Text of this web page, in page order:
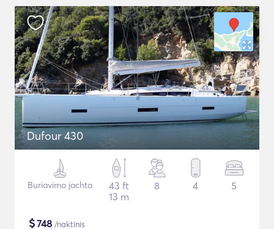
Dufour 430
Buriavimo jachta
43 ft
13 m
8 4 5
$748 /naktinis